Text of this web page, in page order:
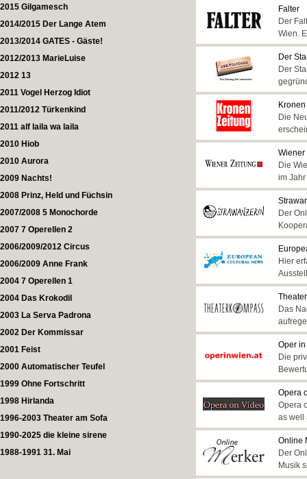
2015 Gilgamesch
2014/2015 Der Lange Atem
2013/2014 GATES - Gäste!
2012/2013 MarieLuise
2012 13
2011 Vogel Herzog Idiot
2011/2012 Türkenkind
2011 alf laila wa laila
2010 Hiob
2010 Aurora
2009 Nachts!
2008 Prinz, Held und Füchsin
2007/2008 5 Monochorde
2007 7 Operellen 2
2006/2009/2012 Circus
2006/2009 Anne Frank
2004 7 Operellen 1
2004 Das Krokodil
2003 La Serva Padrona
2002 Der Kommissar
2001 Feist
2000 Automatischer Teufel
1999 Ohne Fortschritt
1998 Hirlanda
1996-2003 Theater am Sofa
1990-2025 die kleine sirene
1988-1991 31. Mai
Falter
Der
Wien.
Der
Der
Die
Wiener
Die
im
Der
Hier
Das
Oper
Die
Opera
Opera
as well
Online
Der
Musik